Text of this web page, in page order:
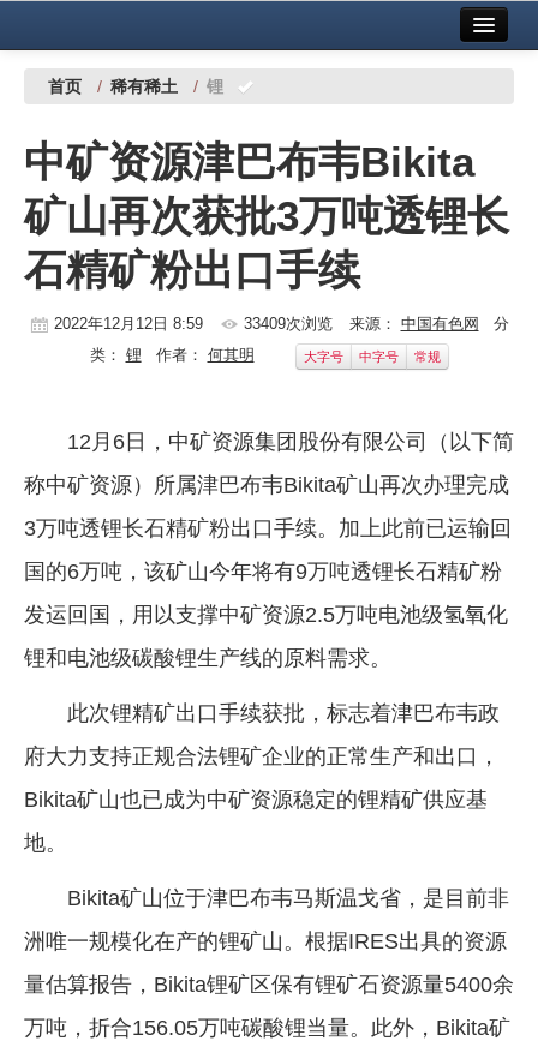
中国有色金属报社主办 广告服务
铜镍铅锌
铝
稀有稀土
有色市场
党建工作
企业文化
《资源再生》杂志
行情报价
数字报
首页 / 稀有稀土 / 锂
中矿资源津巴布韦Bikita
矿山再次获批3万吨透锂长
石精矿粉出口手续
2022年12月12日 8:59 33409次浏览 来源： 中国有色网 分
类： 锂 作者： 何其明 大字号 中字号 常规
12月6日，中矿资源集团股份有限公司（以下简
称中矿资源）所属津巴布韦Bikita矿山再次办理完成
3万吨透锂长石精矿粉出口手续。加上此前已运输回
国的6万吨，该矿山今年将有9万吨透锂长石精矿粉
发运回国，用以支撑中矿资源2.5万吨电池级氢氧化
锂和电池级碳酸锂生产线的原料需求。
此次锂精矿出口手续获批，标志着津巴布韦政
府大力支持正规合法锂矿企业的正常生产和出口，
Bikita矿山也已成为中矿资源稳定的锂精矿供应基
地。
Bikita矿山位于津巴布韦马斯温戈省，是目前非
洲唯一规模化在产的锂矿山。根据IRES出具的资源
量估算报告，Bikita锂矿区保有锂矿石资源量5400余
万吨，折合156.05万吨碳酸锂当量。此外，Bikita矿